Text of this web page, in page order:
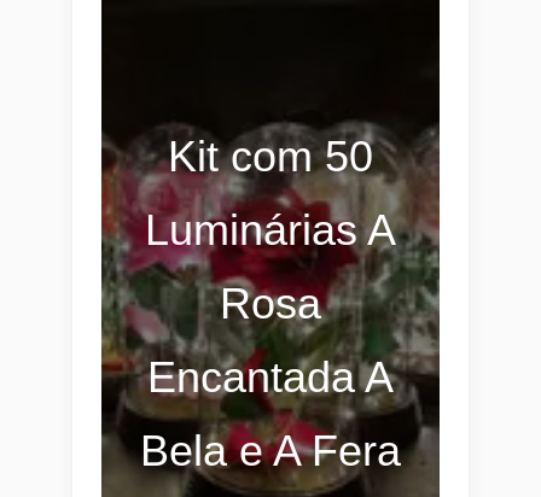
Kit com 50
Luminárias A
Rosa
Encantada A
Bela e A Fera